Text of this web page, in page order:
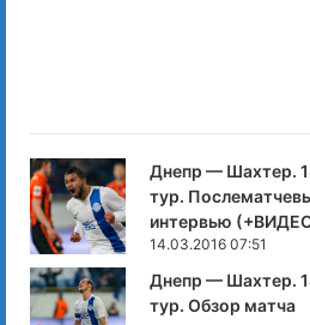
Днепр — Шахтер.
тур.
интервью
14.03.2016 07:51
Днепр — Шахтер.
тур. Обзор матча